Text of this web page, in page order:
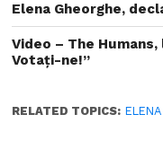
Elena Gheorghe,
Video – The
Votați-ne!”
RELATED TOPICS: